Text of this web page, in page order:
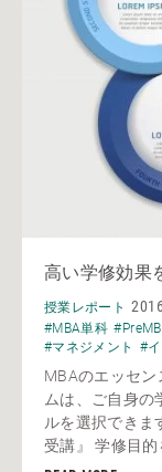
高い学修効果
授業レポート
#MBA単科
#マネジメント
#
MBAのエッセ
ムは、ご自身の
ルを選択できま
受講』 学修目的